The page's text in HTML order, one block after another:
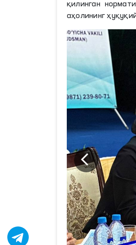
қилинган
аҳолининг